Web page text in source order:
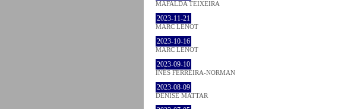
MAFALDA TEIXEIRA
2023-11-21
MARC LENOT
2023-10-16
MARC LENOT
2023-09-10
INÊS FERREIRA-NORMAN
2023-08-09
DENISE MATTAR